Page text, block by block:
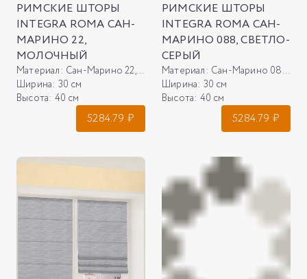
РИМСКИЕ ШТОРЫ
INTEGRA ROMA САН-
МАРИНО 22,
МОЛОЧНЫЙ
Материал: Сан-Марино 22, молочный
Ширина: 30 см
Высота: 40 см
5284.79 ₽
РИМСКИЕ ШТОРЫ
INTEGRA ROMA САН-
МАРИНО 088, СВЕТЛО-
СЕРЫЙ
Материал: Сан-Марино 088, светло-серый
Ширина: 30 см
Высота: 40 см
5284.79 ₽